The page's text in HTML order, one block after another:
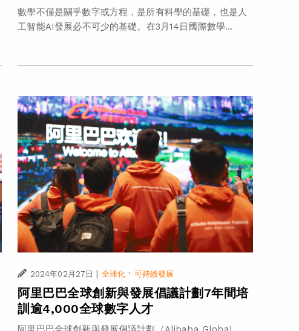
數學不僅是關乎數字或方程，是所有科學的基礎，也是人
工智能AI發展必不可少的基礎。在3月14日國際數學...
2024年02月27日 | 全球化 · 可持續發展
阿里巴巴全球創新與發展倡議計劃7年間培
訓逾4,000全球數字人才